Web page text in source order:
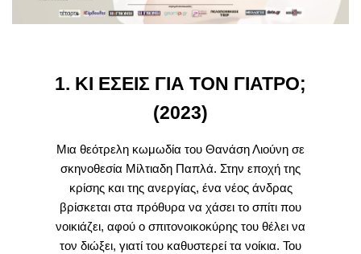
1. ΚΙ ΕΣΕΙΣ ΓΙΑ ΤΟΝ ΓΙΑΤΡΟ;
(2023)
Μια θεότρελη κωμωδία του Θανάση Λιούνη σε
σκηνοθεσία Μίλτιαδη Παπλά. Στην εποχή της
κρίσης και της ανεργίας, ένα νέος άνδρας
βρίσκεται στα πρόθυρα να χάσει το σπίτι που
νοικιάζει, αφού ο σπιτονοικοκύρης του θέλει να
τον διώξει, γιατί του καθυστερεί τα νοίκια. Του